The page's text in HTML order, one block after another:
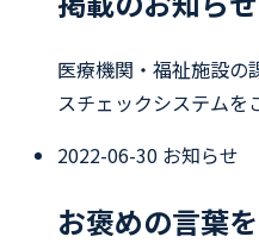
医療機関・福祉施設の
スチェックシステムを
2022-06-30 お知らせ
お褒めの言葉